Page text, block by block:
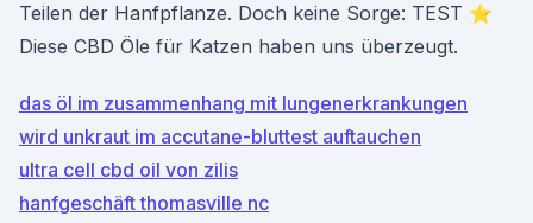
Teilen der Hanfpflanze. Doch keine Sorge: TEST ⭐
Diese CBD Öle für Katzen haben uns überzeugt.
das öl im zusammenhang mit lungenerkrankungen
wird unkraut im accutane-bluttest auftauchen
ultra cell cbd oil von zilis
hanfgeschäft thomasville nc